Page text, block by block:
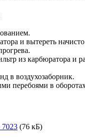
и вытереть
из карбюратора и
в воздухозаборник.
перебоями в
7023 (76 кБ)